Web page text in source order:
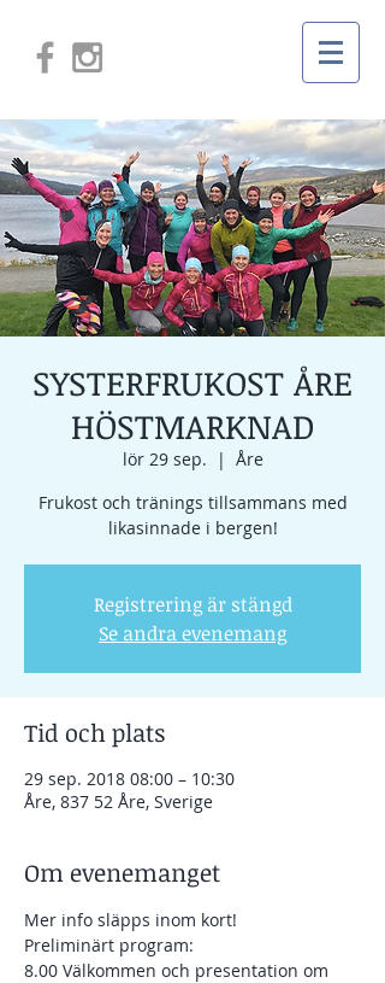
SYSTERFRUKOST ÅRE
HÖSTMARKNAD
lör 29 sep.
  |
Åre
Frukost och tränings tillsammans med
likasinnade i bergen!
Registrering är stängd
Se andra evenemang
Tid och plats
29 sep. 2018 08:00 – 10:30
Åre, 837 52 Åre, Sverige
Om evenemanget
Mer info släpps inom kort!
Preliminärt program:
8.00 Välkommen och presentation om